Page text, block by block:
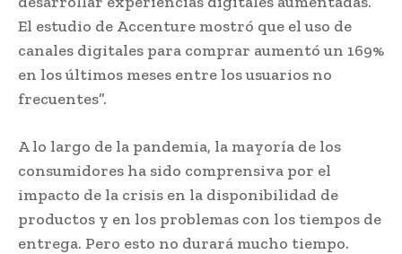
El estudio de Accenture mostró que el uso de
canales digitales para comprar aumentó un 169%
en los últimos meses entre los usuarios no
frecuentes”.
A lo largo de la pandemia, la mayoría de los
consumidores ha sido comprensiva por el
impacto de la crisis en la disponibilidad de
productos y en los problemas con los tiempos de
entrega. Pero esto no durará mucho tiempo.